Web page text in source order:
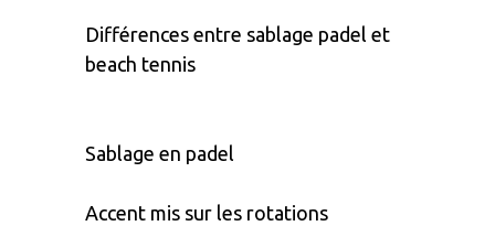
Différences entre sablage padel et
beach tennis
Sablage en padel
Accent mis sur les rotations